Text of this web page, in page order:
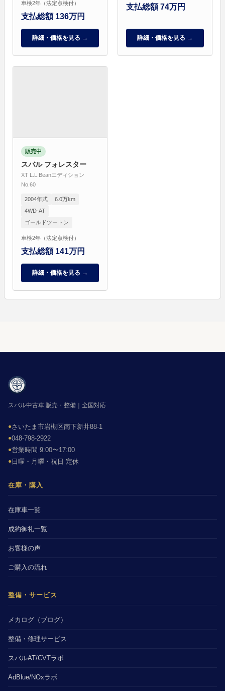
車検2年（法定点検付）
支払総額 136万円
詳細・価格を見る →
支払総額 74万円
詳細・価格を見る →
販売中
スバル フォレスター
XT L.L.Beanエディション
No.60
2004年式
6.0万km
4WD-AT
ゴールドツートン
車検2年（法定点検付）
支払総額 141万円
詳細・価格を見る →
スバル中古車 販売・整備｜全国対応
●さいたま市岩槻区南下新井88-1
●048-798-2922
●営業時間 9:00〜17:00
●日曜・月曜・祝日 定休
在庫・購入
在庫車一覧
成約御礼一覧
お客様の声
ご購入の流れ
整備・サービス
メカログ（ブログ）
整備・修理サービス
スバルAT/CVTラボ
AdBlue/NOxラボ